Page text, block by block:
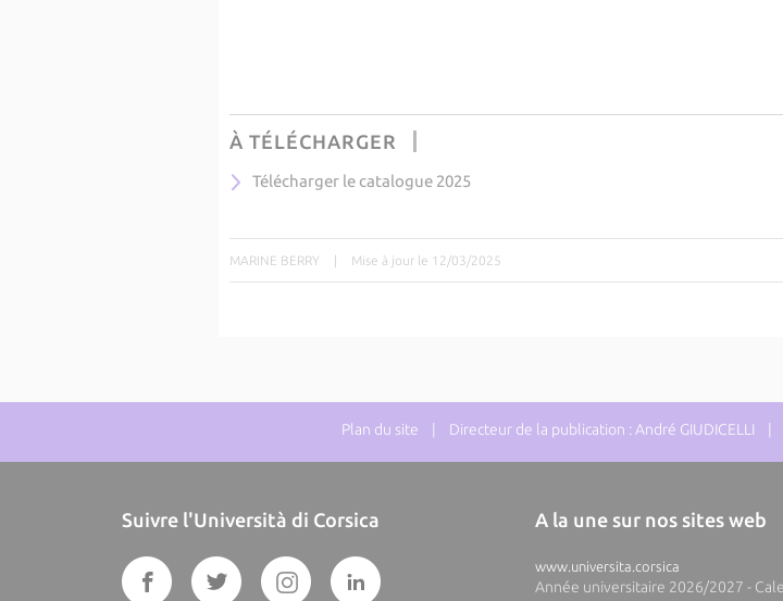
À TÉLÉCHARGER
Télécharger le catalogue 2025
MARINE BERRY | Mise à jour le 12/03/2025
Plan du site | Directeur de la publication : André GIUDICELLI |
Suivre l'Università di Corsica A la une sur nos sites web
www.universita.corsica
Année universitaire 2026/2027 -